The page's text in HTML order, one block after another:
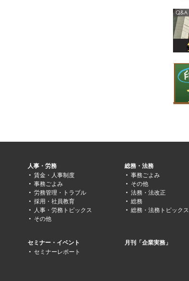
人事・労務
賃金・人事制度
事務ごよみ
労務管理・トラブル
採用・社員教育
人事・労務トピックス
その他
総務・法務
事務ごよみ
その他
法務・法改正
総務
総務・法務トピックス
セミナー・イベント
セミナーレポート
月刊「企業実務」